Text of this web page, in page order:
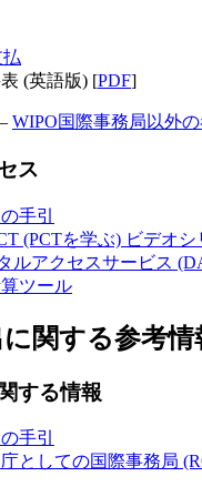
(英語版) [PDF]
WIPO国際事務局以外
ス
手引
(PCTを学ぶ) ビデオ
ルアクセスサービス
ツール
関する参考情
する情報
手引
としての国際事務局